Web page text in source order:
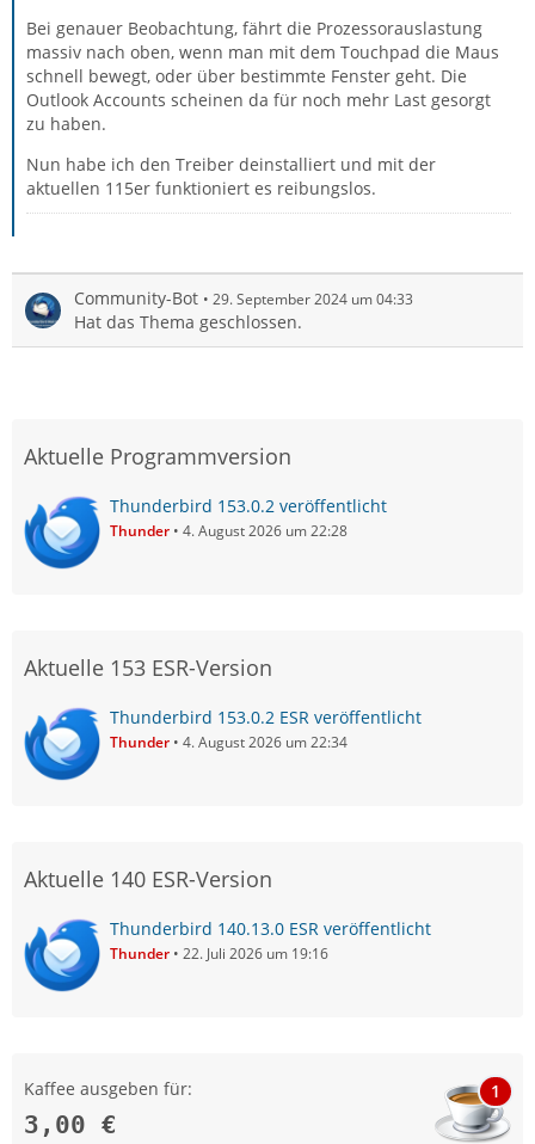
Bei genauer Beobachtung, fährt die Prozessorauslastung
massiv nach oben, wenn man mit dem Touchpad die Maus
schnell bewegt, oder über bestimmte Fenster geht. Die
Outlook Accounts scheinen da für noch mehr Last gesorgt
zu haben.
Nun habe ich den Treiber deinstalliert und mit der
aktuellen 115er funktioniert es reibungslos.
Community-Bot 29. September 2024 um 04:33
Hat das Thema geschlossen.
Aktuelle Programmversion
Thunderbird 153.0.2 veröffentlicht
Thunder 4. August 2026 um 22:28
Aktuelle 153 ESR-Version
Thunderbird 153.0.2 ESR veröffentlicht
Thunder 4. August 2026 um 22:34
Aktuelle 140 ESR-Version
Thunderbird 140.13.0 ESR veröffentlicht
Thunder 22. Juli 2026 um 19:16
Kaffee ausgeben für:
3,00 €
1